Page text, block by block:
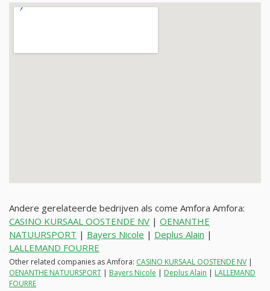
Andere gerelateerde bedrijven als come Amfora Amfora:
CASINO KURSAAL OOSTENDE NV | OENANTHE
NATUURSPORT | Bayers Nicole | Deplus Alain |
LALLEMAND FOURRE
Other related companies as Amfora: CASINO KURSAAL OOSTENDE NV |
OENANTHE NATUURSPORT | Bayers Nicole | Deplus Alain | LALLEMAND
FOURRE